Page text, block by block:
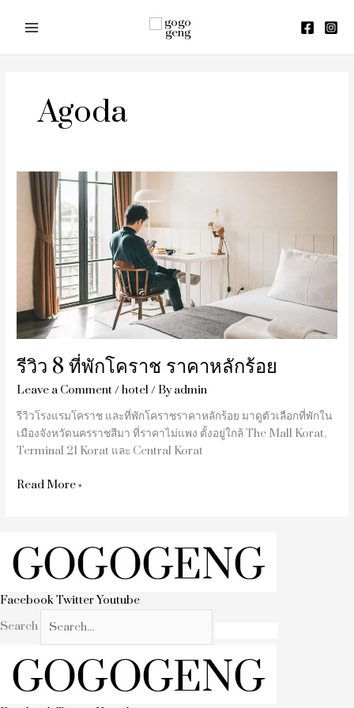
Agoda
รีวิว 8 ที่พักโคราช ราคาหลักร้อย
Leave a Comment/hotel/ Byadmin
รีวิวโรงแรมโคราช และที่พักโคราชราคาหลักร้อย มาดูตัวเลือกที่พักใน
เมืองจังหวัดนครราชสีมา ที่ราคาไม่แพง ตั้งอยู่ใกล้ The Mall Korat,
Terminal 21 Korat และ Central Korat
รีวิว
ที่พัก
โคราช
ราคา
Read More »
FacebookTwitterYoutube
Search